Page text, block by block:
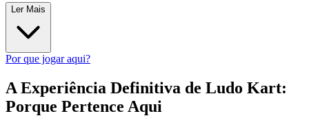
Ler Mais
Por que jogar aqui?
A Experiência Definitiva de Ludo Kart:
Porque Pertence Aqui